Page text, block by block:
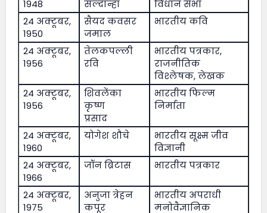
1948
सल्दान्हा
विधान सभा
24 अक्टूबर,
1950
सैयद कवसर
जमाल
भारतीय कवि
24 अक्टूबर,
1956
तेलकपल्ली
रवि
भारतीय पत्रकार,
राजनीतिक
विश्लेषक, लेखक
24 अक्टूबर,
1956
शिवलेंका
कृष्ण
प्रसाद
भारतीय फिल्म
निर्माता
24 अक्टूबर,
1960
योगेश शौचे
भारतीय सूक्ष्म जीव
विज्ञानी
24 अक्टूबर,
1966
जॉन ब्रिटास भारतीय पत्रकार
24 अक्टूबर,
1975
अनुजा त्रेहन
कपूर
भारतीय अपराधी
मनोवैज्ञानिक